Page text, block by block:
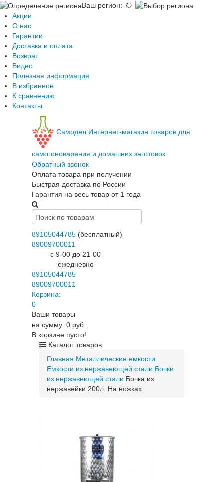
Ваш регион:
Акции
О нас
Гарантии
Доставка и оплата
Возврат
Видео
Полезная информация
В избранное
К сравнению
Контакты
Самодел Интернет-магазин товаров для
самогоноварения и домашних заготовок
Обратный звонок
Оплата товара при получении
Быстрая доставка по России
Гарантия на весь товар от 1 года
89105044785 (бесплатный)
89009700011
c 9-00 до 21-00
ежедневно
89105044785
89009700011
Корзина:
0
Ваши товары
на сумму: 0 руб.
В корзине пусто!
Каталог товаров
Главная Металлические емкости
Емкости из нержавеющей стали Бочки
из нержавеющей стали Бочка из
нержавейки 200л. На ножках